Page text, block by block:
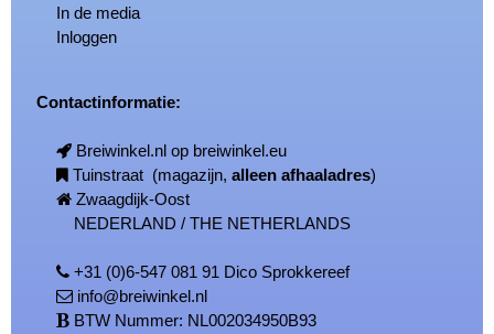
In de media
Inloggen
Contactinformatie:
Breiwinkel.nl op breiwinkel.eu
Tuinstraat (magazijn,alleen afhaaladres)
Zwaagdijk-Oost
NEDERLAND / THE NETHERLANDS
+31 (0)6-547 081 91 Dico Sprokkereef
info@breiwinkel.nl
BTW Nummer: NL002034950B93